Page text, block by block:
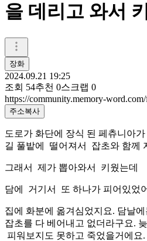
을 데리고 와서
장화
2024.09.21 19:25
조회 54추천 0스크랩 0
https://community.memory-
주소복사
도로가 화단에 장식 된 페츄니아
길 풀밭에 떨어져서 잡초와 함께
그래서 제가 뽑아와서 키웠는데
담에 거기서 또 하나가 피어있었
집에 화분에 옮겨심었지요. 담날
잡초를 다 베어내고 없더라구요.
피워보지도 못하고 죽었을거에요.